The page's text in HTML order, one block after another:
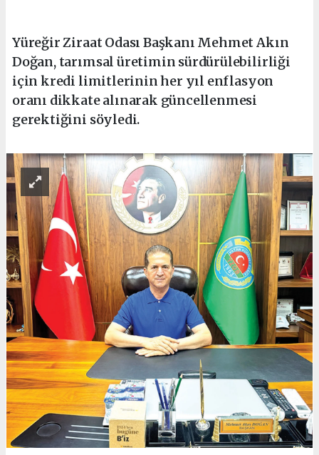
Yüreğir Ziraat Odası Başkanı Mehmet Akın
Doğan, tarımsal üretimin sürdürülebilirliği
için kredi limitlerinin her yıl enflasyon
oranı dikkate alınarak güncellenmesi
gerektiğini söyledi.